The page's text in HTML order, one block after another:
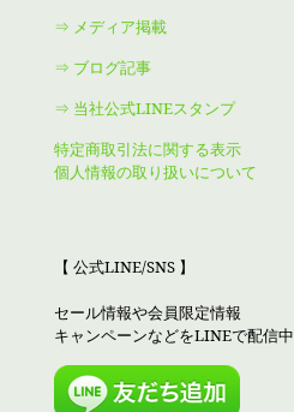
⇒ メディア掲載
⇒ ブログ記事
⇒ 当社公式LINEスタンプ
特定商取引法に関する表示
個人情報の取り扱いについて
【 公式LINE/SNS 】
セール情報や会員限定情報
キャンペーンなどをLINEで配信中